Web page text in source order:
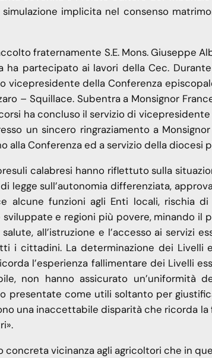
implicita nel consenso
fraternamente S.E. Mons. Giuseppe
ha partecipato ai lavori della Cec.
vicepresidente della Conferenza
– Squillace. Subentra a Monsignor
ha concluso il servizio di
un sincero ringraziamento a
alla Conferenza ed a servizio della diocesi
calabresi hanno riflettuto sulla
legge sull’autonomia differenziata,
alcune funzioni agli Enti locali, rischia
e regioni più povere, minando il
all’istruzione e l’accesso ai servizi
i cittadini. La determinazione dei Livelli
l’esperienza fallimentare dei Livelli
non hanno assicurato un’uniformità
presentate come utili soltanto per
una inaccettabile disparità che ricorda la
concreta vicinanza agli agricoltori che in